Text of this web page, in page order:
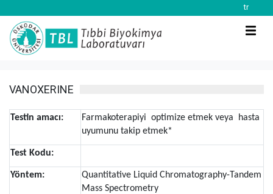
tr
VANOXERINE
Testin amacı:
Farmakoterapiyi optimize etmek veya hasta
uyumunu takip etmek*
Test Kodu:
Yöntem:
Quantitative Liquid Chromatography-Tandem
Mass Spectrometry